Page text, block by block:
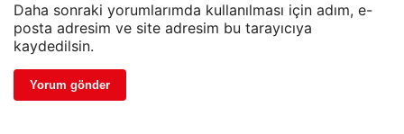
Daha sonraki yorumlarımda kullanılması için adım, e-
posta adresim ve site adresim bu tarayıcıya
kaydedilsin.